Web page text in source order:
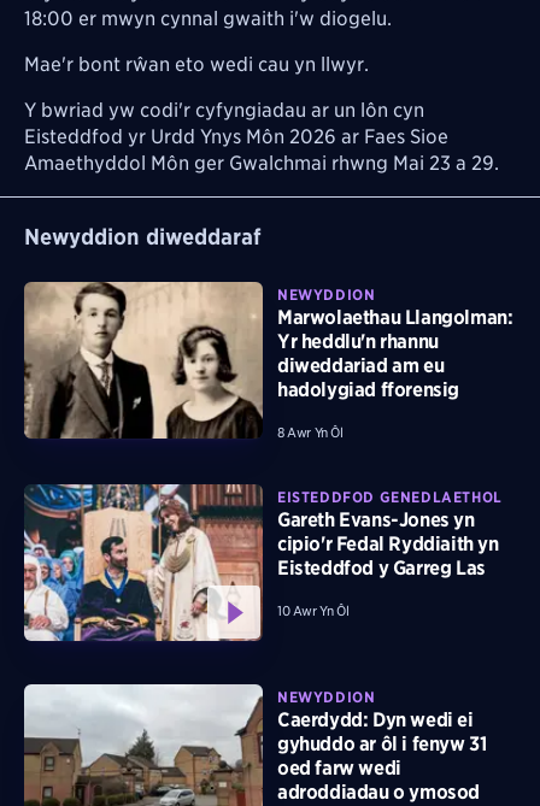
18:00 er mwyn cynnal gwaith i'w diogelu.
Mae'r bont rŵan eto wedi cau yn llwyr.
Y bwriad yw codi'r cyfyngiadau ar un lôn cyn
Eisteddfod yr Urdd Ynys Môn 2026 ar Faes Sioe
Amaethyddol Môn ger Gwalchmai rhwng Mai 23 a 29.
Newyddion diweddaraf
NEWYDDION
Marwolaethau Llangolman:
Yr heddlu'n rhannu
diweddariad am eu
hadolygiad fforensig
8 Awr Yn Ôl
EISTEDDFOD GENEDLAETHOL
Gareth Evans-Jones yn
cipio'r Fedal Ryddiaith yn
Eisteddfod y Garreg Las
10 Awr Yn Ôl
NEWYDDION
Caerdydd: Dyn wedi ei
gyhuddo ar ôl i fenyw 31
oed farw wedi
adroddiadau o ymosod